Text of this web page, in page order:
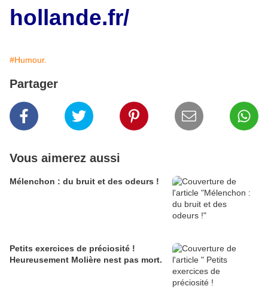
hollande.fr/
#Humour.
Partager
Vous aimerez aussi
Mélenchon : du bruit et des odeurs !
Petits exercices de préciosité !
Heureusement Molière nest pas mort.